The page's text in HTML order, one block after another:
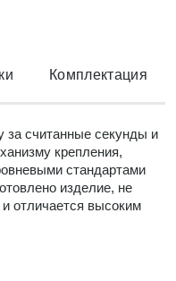
Комплектация
за считанные секунды и
крепления,
стандартами
изделие, не
отличается высоким